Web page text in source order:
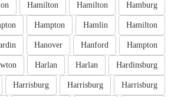
Hamburg
Hamilton
Hamilton
Hamilton
Hamlin
Hampton
Hampton
Hanford
Hanover
Hardinsburg
Harlan
Harlan
Harrisburg
Harrisburg
Harrisburg